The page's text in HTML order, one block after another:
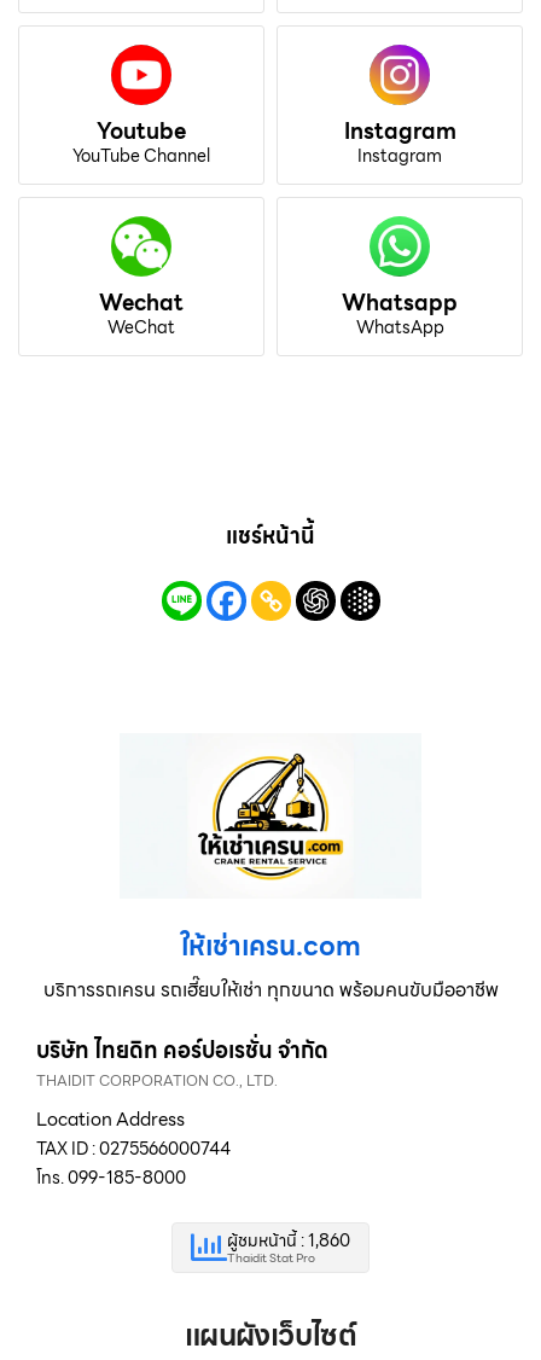
Youtube
YouTube Channel
Instagram
Instagram
Wechat
WeChat
Whatsapp
WhatsApp
แชร์หน้านี้
ให้เช่าเครน.com
บริการรถเครน รถเฮี๊ยบให้เช่า ทุกขนาด พร้อมคนขับมืออาชีพ
บริษัท ไทยดิท คอร์ปอเรชั่น จำกัด
THAIDIT CORPORATION CO., LTD.
Location Address
TAX ID : 0275566000744
โทร. 099-185-8000
ผู้ชมหน้านี้ : 1,860
Thaidit Stat Pro
แผนผังเว็บไซต์